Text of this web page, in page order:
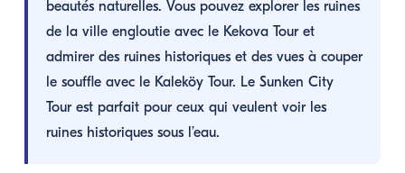
beautés naturelles. Vous pouvez explorer les ruines
de la ville engloutie avec le Kekova Tour et
admirer des ruines historiques et des vues à couper
le souffle avec le Kaleköy Tour. Le Sunken City
Tour est parfait pour ceux qui veulent voir les
ruines historiques sous l’eau.